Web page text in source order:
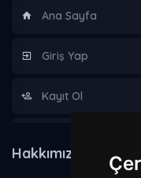
Ana Sayfa
Giriş Yap
Kayıt Ol
Hakkımızda